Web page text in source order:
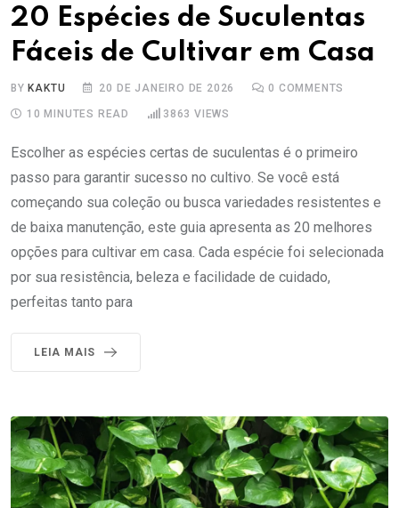
20 Espécies de Suculentas
Fáceis de Cultivar em Casa
BYKAKTU 20 DE JANEIRO DE 2026 0 COMMENTS
10 MINUTES READ 3863 VIEWS
Escolher as espécies certas de suculentas é o primeiro
passo para garantir sucesso no cultivo. Se você está
começando sua coleção ou busca variedades resistentes e
de baixa manutenção, este guia apresenta as 20 melhores
opções para cultivar em casa. Cada espécie foi selecionada
por sua resistência, beleza e facilidade de cuidado,
perfeitas tanto para
LEIA MAIS